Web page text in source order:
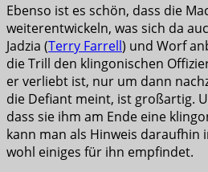
Ebenso ist es schön, dass die
weiterentwickeln, was sich da
Jadzia (Terry Farrell) und Worf
die Trill den klingonischen
er verliebt ist, nur um dann
die Defiant meint, ist großartig.
dass sie ihm am Ende eine
kann man als Hinweis daraufhin
wohl einiges für ihn empfindet.